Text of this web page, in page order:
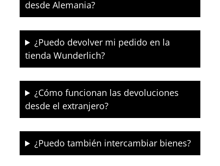
desde Alemania?
¿Puedo devolver mi pedido en la
tienda Wunderlich?
¿Cómo funcionan las devoluciones
desde el extranjero?
¿Puedo también intercambiar bienes?